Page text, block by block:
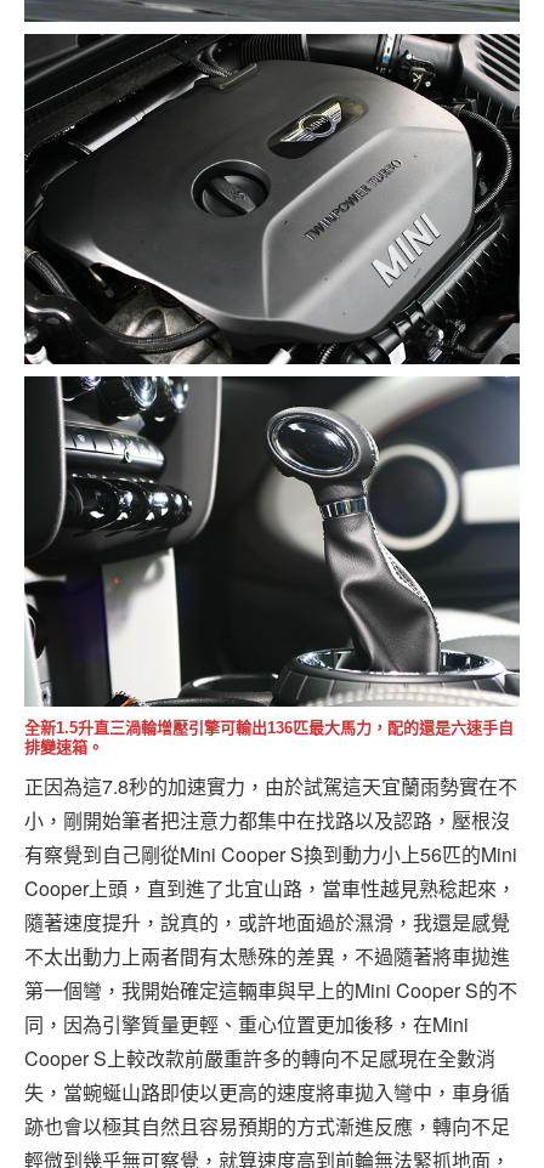
全新1.5升直三渦輪增壓引擎可輸出136匹最大馬力，配的還是六速手自
排變速箱。
正因為這7.8秒的加速實力，由於試駕這天宜蘭雨勢實在不
小，剛開始筆者把注意力都集中在找路以及認路，壓根沒
有察覺到自己剛從Mini Cooper S換到動力小上56匹的Mini
Cooper上頭，直到進了北宜山路，當車性越見熟稔起來，
隨著速度提升，說真的，或許地面過於濕滑，我還是感覺
不太出動力上兩者間有太懸殊的差異，不過隨著將車拋進
第一個彎，我開始確定這輛車與早上的Mini Cooper S的不
同，因為引擎質量更輕、重心位置更加後移，在Mini
Cooper S上較改款前嚴重許多的轉向不足感現在全數消
失，當蜿蜒山路即使以更高的速度將車拋入彎中，車身循
跡也會以極其自然且容易預期的方式漸進反應，轉向不足
輕微到幾乎無可察覺，就算速度高到前輪無法緊抓地面，